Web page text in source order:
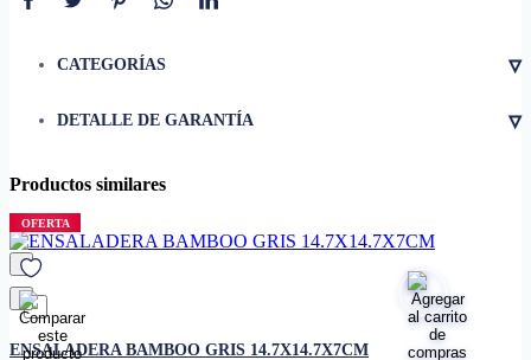
CATEGORÍAS ▿
DETALLE DE GARANTÍA ▿
Productos similares
OFERTA
favorito
ENSALADERA BAMBOO GRIS 14.7X14.7X7CM